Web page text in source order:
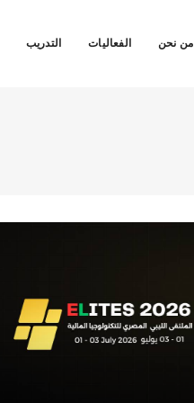
من نحن الفعاليات التدريب